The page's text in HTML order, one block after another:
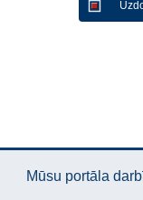
Mūsu portāla